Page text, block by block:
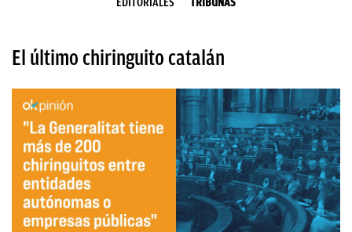
El último chiringuito catalán